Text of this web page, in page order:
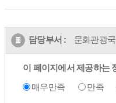
담당부서 : 문화관광
이 페이지에서 제공하는
매우만족 만족